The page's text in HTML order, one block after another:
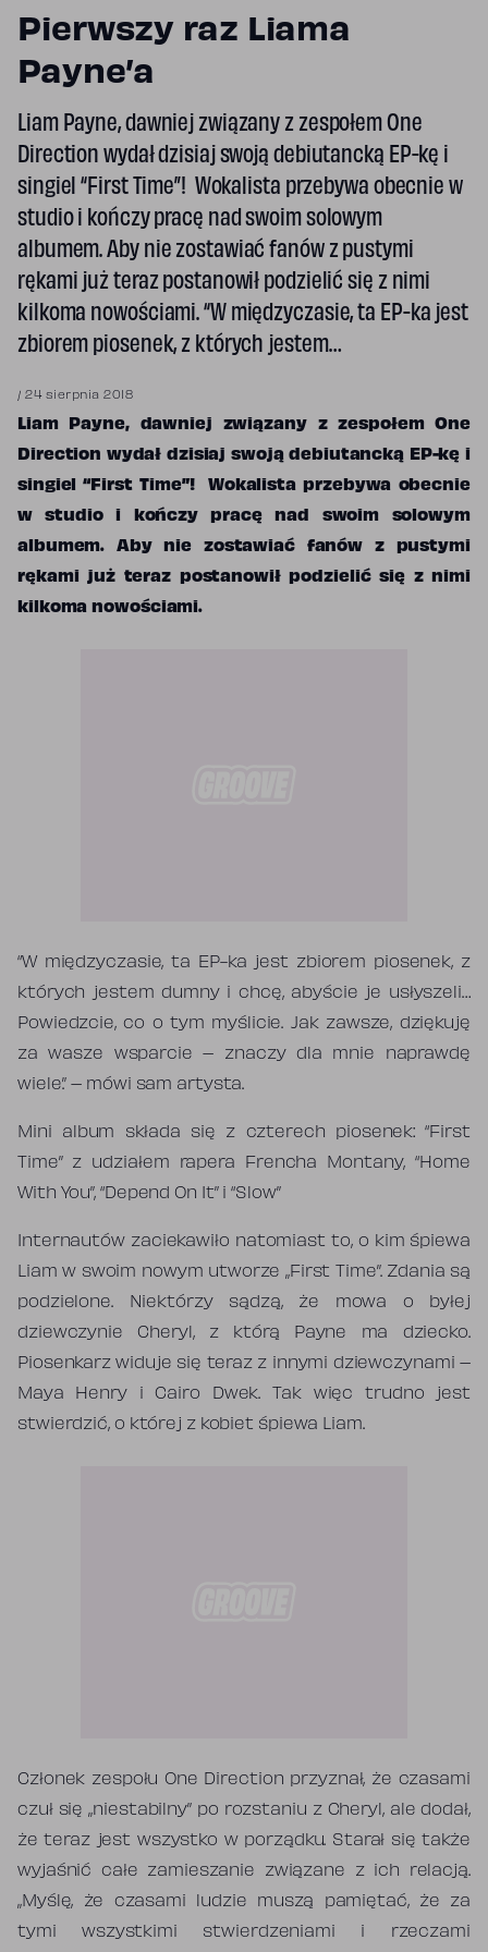
Pierwszy raz Liama
Payne’a
Liam Payne, dawniej związany z zespołem One
Direction wydał dzisiaj swoją debiutancką EP-kę i
singiel “First Time”! Wokalista przebywa obecnie w
studio i kończy pracę nad swoim solowym
albumem. Aby nie zostawiać fanów z pustymi
rękami już teraz postanowił podzielić się z nimi
kilkoma nowościami. “W międzyczasie, ta EP-ka jest
zbiorem piosenek, z których jestem…
/ 24 sierpnia 2018
Liam Payne, dawniej związany z zespołem One
Direction wydał dzisiaj swoją debiutancką EP-kę i
singiel “First Time”! Wokalista przebywa obecnie
w studio i kończy pracę nad swoim solowym
albumem. Aby nie zostawiać fanów z pustymi
rękami już teraz postanowił podzielić się z nimi
kilkoma nowościami.
“W międzyczasie, ta EP-ka jest zbiorem piosenek, z
których jestem dumny i chcę, abyście je usłyszeli…
Powiedzcie, co o tym myślicie. Jak zawsze, dziękuję
za wasze wsparcie – znaczy dla mnie naprawdę
wiele.” – mówi sam artysta.
Mini album składa się z czterech piosenek: “First
Time” z udziałem rapera Frencha Montany, “Home
With You”, “Depend On It” i “Slow”
Internautów zaciekawiło natomiast to, o kim śpiewa
Liam w swoim nowym utworze „First Time”. Zdania są
podzielone. Niektórzy sądzą, że mowa o byłej
dziewczynie Cheryl, z którą Payne ma dziecko.
Piosenkarz widuje się teraz z innymi dziewczynami –
Maya Henry i Cairo Dwek. Tak więc trudno jest
stwierdzić, o której z kobiet śpiewa Liam.
Członek zespołu One Direction przyznał, że czasami
czuł się „niestabilny” po rozstaniu z Cheryl, ale dodał,
że teraz jest wszystko w porządku. Starał się także
wyjaśnić całe zamieszanie związane z ich relacją.
„Myślę, że czasami ludzie muszą pamiętać, że za
tymi wszystkimi stwierdzeniami i rzeczami